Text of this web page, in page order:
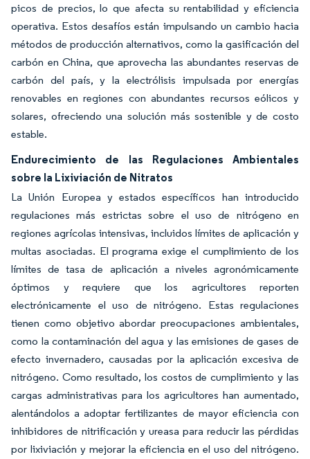
picos de precios, lo que afecta su rentabilidad y eficiencia
operativa. Estos desafíos están impulsando un cambio hacia
métodos de producción alternativos, como la gasificación del
carbón en China, que aprovecha las abundantes reservas de
carbón del país, y la electrólisis impulsada por energías
renovables en regiones con abundantes recursos eólicos y
solares, ofreciendo una solución más sostenible y de costo
estable.
Endurecimiento de las Regulaciones Ambientales
sobre la Lixiviación de Nitratos
La Unión Europea y estados específicos han introducido
regulaciones más estrictas sobre el uso de nitrógeno en
regiones agrícolas intensivas, incluidos límites de aplicación y
multas asociadas. El programa exige el cumplimiento de los
límites de tasa de aplicación a niveles agronómicamente
óptimos y requiere que los agricultores reporten
electrónicamente el uso de nitrógeno. Estas regulaciones
tienen como objetivo abordar preocupaciones ambientales,
como la contaminación del agua y las emisiones de gases de
efecto invernadero, causadas por la aplicación excesiva de
nitrógeno. Como resultado, los costos de cumplimiento y las
cargas administrativas para los agricultores han aumentado,
alentándolos a adoptar fertilizantes de mayor eficiencia con
inhibidores de nitrificación y ureasa para reducir las pérdidas
por lixiviación y mejorar la eficiencia en el uso del nitrógeno.